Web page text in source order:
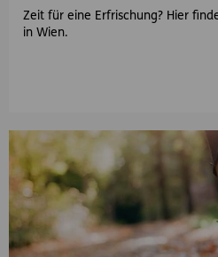
Zeit für eine Erfrischung? Hier
in Wien.